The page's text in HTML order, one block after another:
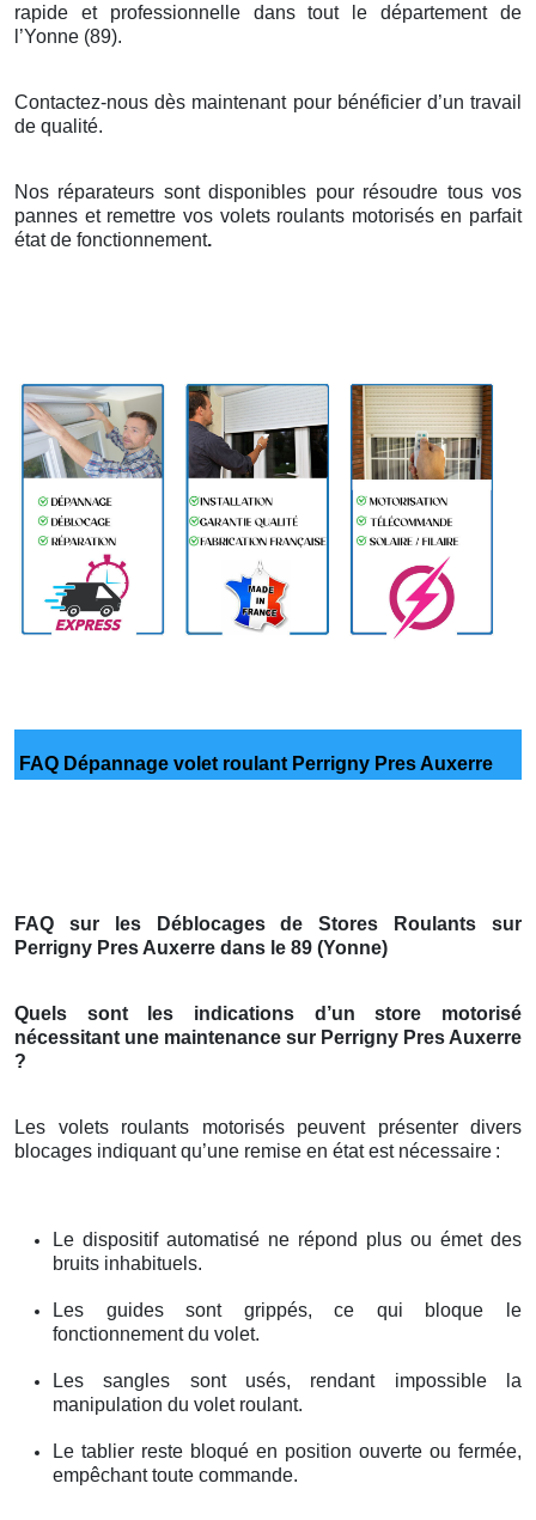
rapide et professionnelle dans tout le département de
’Yonne (89).
Contactez-nous dès maintenant pour bénéficier d’un travail
de qualité.
Nos réparateurs sont disponibles pour résoudre tous vos
pannes et remettre vos volets roulants motorisés en parfait
état de fonctionnement.
FAQ Dépannage volet roulant Perrigny Pres Auxerre
FAQ sur les Déblocages de Stores Roulants sur
Perrigny Pres Auxerre dans le 89 (Yonne)
Quels sont les indications d’un store motorisé
nécessitant une maintenance sur Perrigny Pres Auxerre
?
Les volets roulants motorisés peuvent présenter divers
blocages indiquant qu’une remise en état est nécessaire :
Le dispositif automatisé ne répond plus ou émet des
bruits inhabituels.
Les guides sont grippés, ce qui bloque le
fonctionnement du volet.
Les sangles sont usés, rendant impossible la
manipulation du volet roulant.
Le tablier reste bloqué en position ouverte ou fermée,
empêchant toute commande.